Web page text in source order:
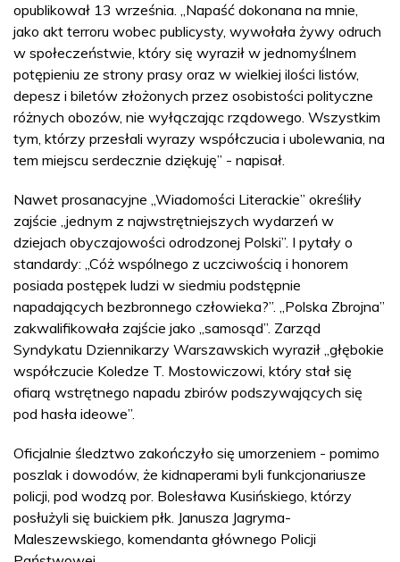
opublikował 13 września. „Napaść dokonana na mnie,
jako akt terroru wobec publicysty, wywołała żywy odruch
w społeczeństwie, który się wyraził w jednomyślnem
potępieniu ze strony prasy oraz w wielkiej ilości listów,
depesz i biletów złożonych przez osobistości polityczne
różnych obozów, nie wyłączając rządowego. Wszystkim
tym, którzy przesłali wyrazy współczucia i ubolewania, na
tem miejscu serdecznie dziękuję” - napisał.
Nawet prosanacyjne „Wiadomości Literackie” określiły
zajście „jednym z najwstrętniejszych wydarzeń w
dziejach obyczajowości odrodzonej Polski”. I pytały o
standardy: „Cóż wspólnego z uczciwością i honorem
posiada postępek ludzi w siedmiu podstępnie
napadających bezbronnego człowieka?”. „Polska Zbrojna”
zakwalifikowała zajście jako „samosąd”. Zarząd
Syndykatu Dziennikarzy Warszawskich wyraził „głębokie
współczucie Koledze T. Mostowiczowi, który stał się
ofiarą wstrętnego napadu zbirów podszywających się
pod hasła ideowe”.
Oficjalnie śledztwo zakończyło się umorzeniem - pomimo
poszlak i dowodów, że kidnaperami byli funkcjonariusze
policji, pod wodzą por. Bolesława Kusińskiego, którzy
posłużyli się buickiem płk. Janusza Jagryma-
Maleszewskiego, komendanta głównego Policji